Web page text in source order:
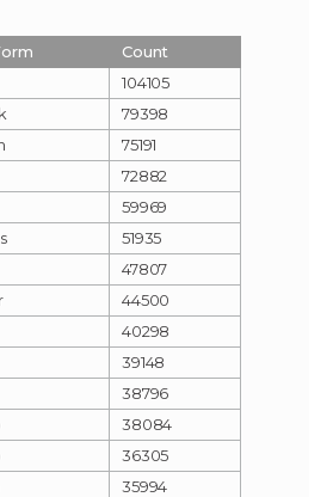
Count
104105
79398
75191
72882
59969
51935
47807
44500
40298
39148
38796
38084
36305
35994